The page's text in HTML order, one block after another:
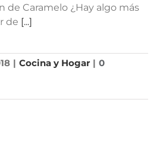
de Caramelo ¿Hay algo más
de [...]
| Cocina y Hogar | 0